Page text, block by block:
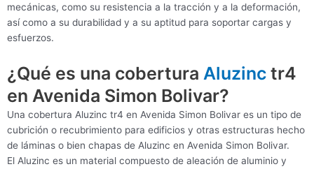
mecánicas, como su resistencia a la tracción y a la deformación,
así como a su durabilidad y a su aptitud para soportar cargas y
esfuerzos.
¿Qué es una cobertura Aluzinc tr4
en Avenida Simon Bolivar?
Una cobertura Aluzinc tr4 en Avenida Simon Bolivar es un tipo de
cubrición o recubrimiento para edificios y otras estructuras hecho
de láminas o bien chapas de Aluzinc en Avenida Simon Bolivar.
El Aluzinc es un material compuesto de aleación de aluminio y